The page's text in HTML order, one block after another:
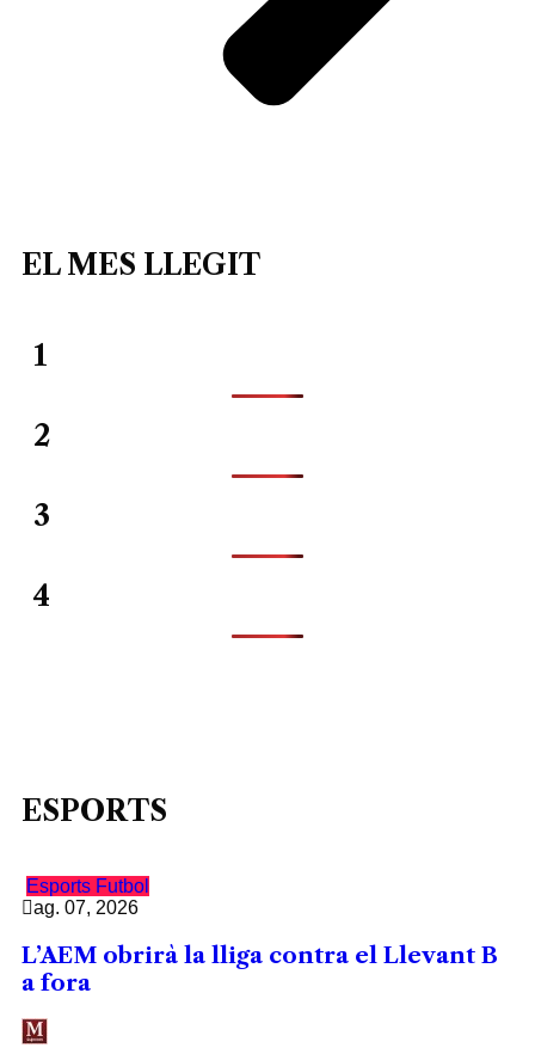
EL MES LLEGIT
1
2
3
4
ESPORTS
Esports Futbol
ag. 07, 2026
L’AEM obrirà la lliga contra el Llevant B
a fora